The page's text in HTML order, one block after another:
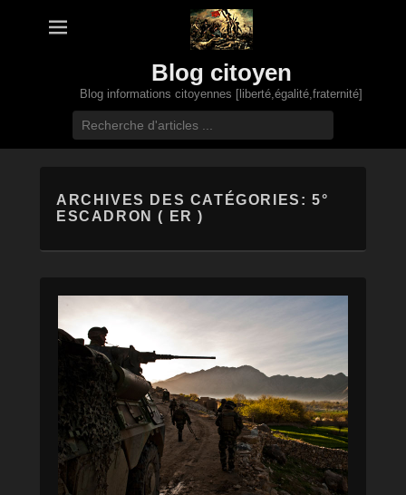
Blog citoyen
Blog informations citoyennes [liberté,égalité,fraternité]
ARCHIVES DES CATÉGORIES:5°
ESCADRON ( ER )